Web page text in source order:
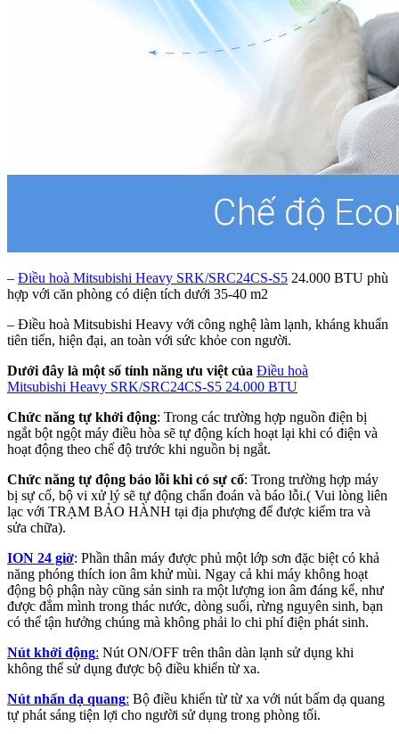
– Điều hoà Mitsubishi Heavy SRK/SRC24CS-S5 24.000 BTU phù
hợp với căn phòng có diện tích dưới 35-40 m2
– Điều hoà Mitsubishi Heavy với công nghệ làm lạnh, kháng khuẩn
tiên tiến, hiện đại, an toàn với sức khỏe con người.
Dưới đây là một số tính năng ưu việt của Điều hoà
Mitsubishi Heavy SRK/SRC24CS-S5 24.000 BTU
Chức năng tự khởi động: Trong các trường hợp nguồn điện bị
ngắt bột ngột máy điều hòa sẽ tự động kích hoạt lại khi có điện và
hoạt động theo chế độ trước khi nguồn bị ngắt.
Chức năng tự động báo lỗi khi có sự cố: Trong trường hợp máy
bị sự cố, bộ vi xử lý sẽ tự động chẩn đoán và báo lỗi.( Vui lòng liên
lạc với TRẠM BẢO HÀNH tại địa phượng để được kiểm tra và
sửa chữa).
ION 24 giờ: Phần thân máy được phủ một lớp sơn đặc biệt có khả
năng phóng thích ion âm khử mùi. Ngay cả khi máy không hoạt
động bộ phận này cũng sản sinh ra một lượng ion âm đáng kể, như
được đắm mình trong thác nước, dòng suối, rừng nguyên sinh, bạn
có thể tận hưởng chúng mà không phải lo chi phí điện phát sinh.
Nút khởi động: Nút ON/OFF trên thân dàn lạnh sử dụng khi
không thể sử dụng được bộ điều khiển từ xa.
Nút nhấn dạ quang: Bộ điều khiển từ từ xa với nút bấm dạ quang
tự phát sáng tiện lợi cho người sử dụng trong phòng tối.